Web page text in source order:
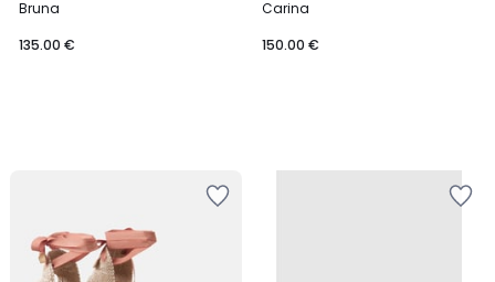
Bruna
135.00 €
Carina
150.00 €